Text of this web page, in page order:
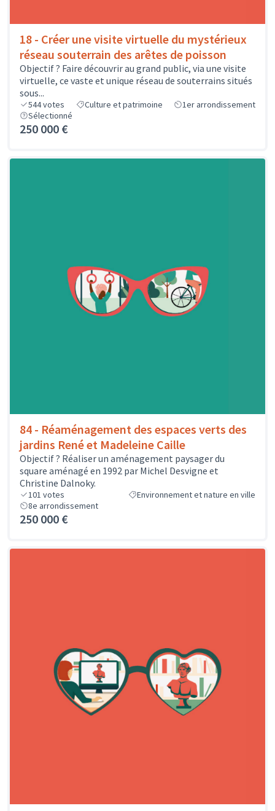
18 - Créer une visite virtuelle du mystérieux
réseau souterrain des arêtes de poisson
Objectif ? Faire découvrir au grand public, via une visite
virtuelle, ce vaste et unique réseau de souterrains situés
sous...
544votes Culture et patrimoine
1er arrondissement
Sélectionné
250 000 €
84 - Réaménagement des espaces verts des
jardins René et Madeleine Caille
Objectif ? Réaliser un aménagement paysager du
square aménagé en 1992 par Michel Desvigne et
Christine Dalnoky.
101 votes
Environnement et nature en ville
8e arrondissement
250 000 €